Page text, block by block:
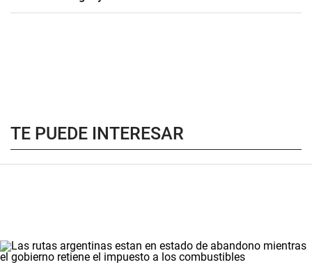
TE PUEDE INTERESAR